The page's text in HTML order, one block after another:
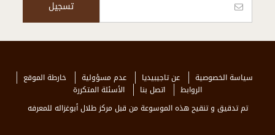
سياسة الخصوصية عن تاجيبيديا عدم مسؤولية
خارطة الموقع
الروابط
اتصل بنا
الأسئلة المتكررة
تم تدقيق و تنقيح هذه الموسوعة من قبل مركز طلال أبوغزاله للمعرفه